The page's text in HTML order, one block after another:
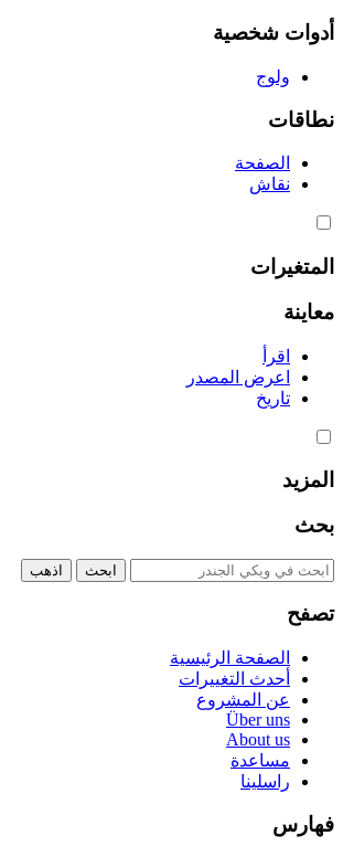
أدوات شخصية
ولوج
نطاقات
الصفحة
نقاش
المتغيرات
معاينة
اقرأ
اعرض المصدر
تاريخ
المزيد
بحث
تصفح
الصفحة الرئيسية
أحدث التغييرات
عن المشروع
Über uns
About us
مساعدة
راسلينا
فهارس